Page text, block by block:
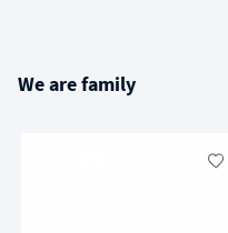
We are family